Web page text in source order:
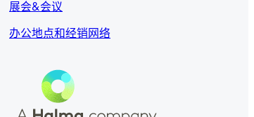
展会&会议
办公地点和经销网络